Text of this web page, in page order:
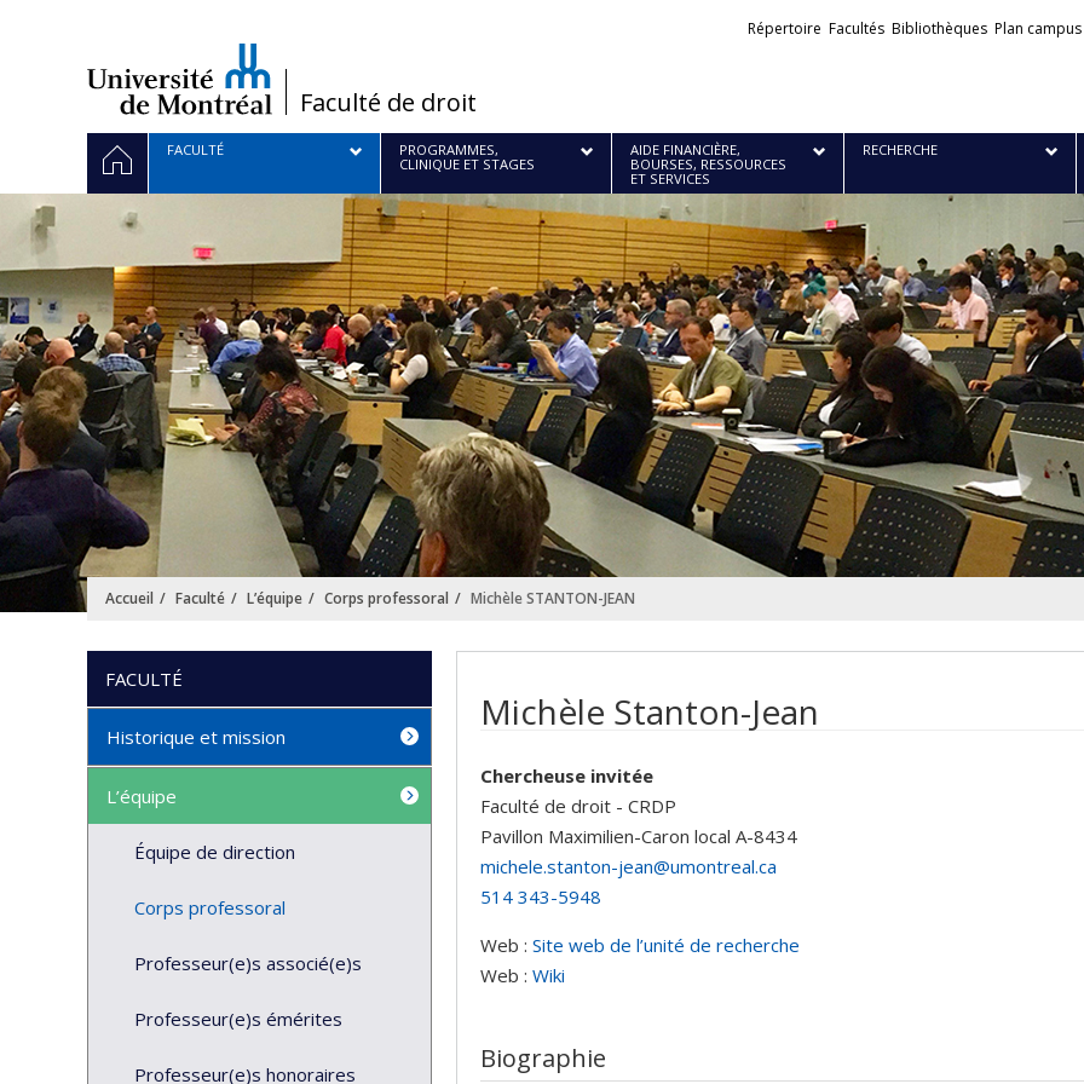
/Faculté de droit
Liens
Répertoire Facultés Bibliothèques Plan campus
Navigation
principale
ACCUEILFACULTÉ
PROGRAMMES,
CLINIQUE ET STAGES
AIDE FINANCIÈRE,
BOURSES, RESSOURCES
ET SERVICES
RECHERCHE
Accueil Faculté L’équipe Corps professoral Michèle STANTON-JEAN
Michèle Stanton-Jean
Chercheuse invitée
Faculté de droit - CRDP
Pavillon Maximilien-Caron local A-8434
michele.stanton-jean@umontreal.ca
514 343-5948
Web : Site web de l’unité de recherche
Web : Wiki
Biographie
FACULTÉ
Historique et mission
L’équipe
Équipe de direction
Corps professoral
Professeur(e)s associé(e)s
Professeur(e)s émérites
Professeur(e)s honoraires